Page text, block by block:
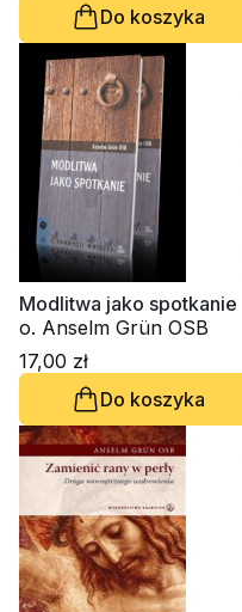
Do koszyka
Modlitwa jako spotkanie
o. Anselm Grün OSB
17,00 zł
Do koszyka